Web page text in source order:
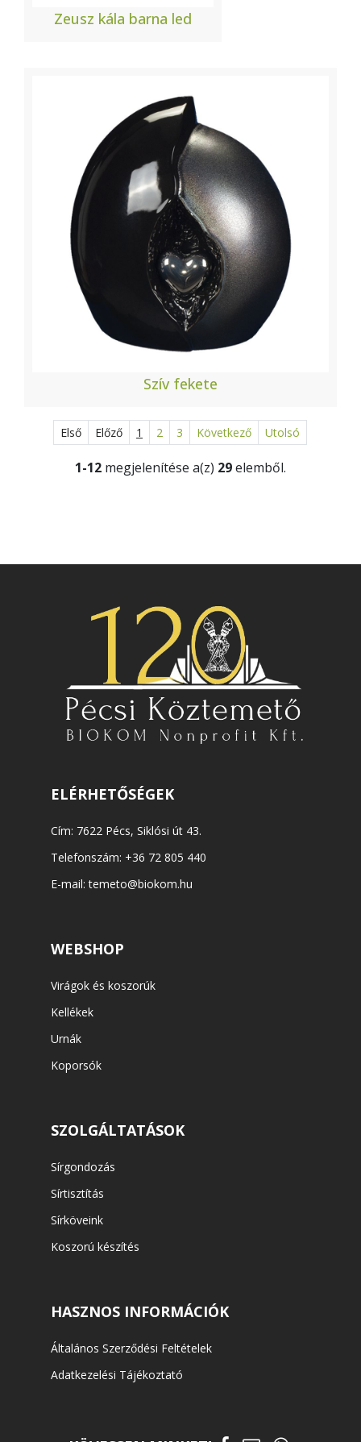
Zeusz kála barna led
Szív fekete
Első Előző 1 2 3 Következő Utolsó
1-12 megjelenítése a(z) 29elemből.
ELÉRHETŐSÉGEK
Cím: 7622 Pécs, Siklósi út 43.
Telefonszám: +36 72 805 440
E-mail:temeto@biokom.hu
WEBSHOP
Virágok és koszorúk
Kellékek
Urnák
Koporsók
SZOLGÁLTATÁSOK
Sírgondozás
Sírtisztítás
Sírköveink
Koszorú készítés
HASZNOS INFORMÁCIÓK
Általános Szerződési Feltételek
Adatkezelési Tájékoztató